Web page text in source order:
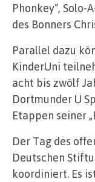
Phonkey“,
des Bonners
Parallel dazu
KinderUni
acht bis zwölf
Dortmunder U
Etappen seiner
Der Tag des
Deutschen
koordiniert. Es